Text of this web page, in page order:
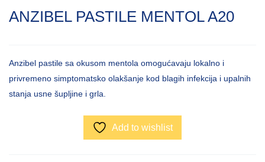
ANZIBEL PASTILE MENTOL A20
Anzibel pastile sa okusom mentola omogućavaju lokalno i
privremeno simptomatsko olakšanje kod blagih infekcija i upalnih
stanja usne šupljine i grla.
Add to wishlist